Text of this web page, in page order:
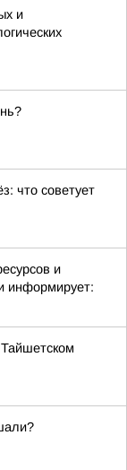
и
что советует
и
информирует: